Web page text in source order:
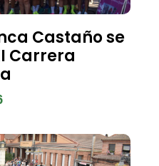
Castaño se
Carrera